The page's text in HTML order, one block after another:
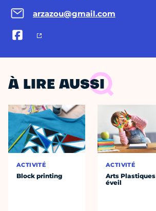
arzazou@gmail.com
À LIRE AUSSI
ACTIVITÉ
Block printing
ACTIVITÉ
Arts Plastiques
éveil